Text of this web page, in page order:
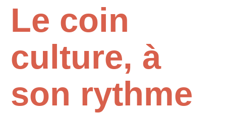
Le coin
culture, à
son rythme